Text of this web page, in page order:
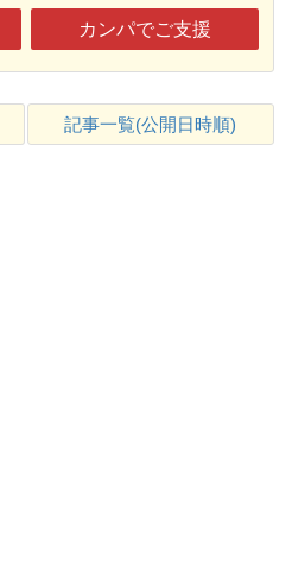
カンパでご支援
記事一覧(公開日時順)